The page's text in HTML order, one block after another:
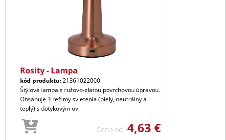
Rosity - Lampa
kód produktu:21361022000
Štýlová lampa s ružovo-zlatou povrchovou úpravou.
Obsahuje 3 režimy svietenia (biely, neutrálny a
teplý) s dotykovým ovl
Cena od 4,63 €